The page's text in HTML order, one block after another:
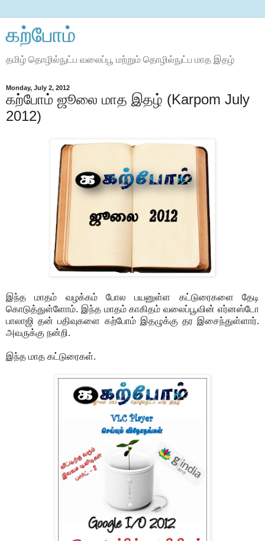
கற்போம்
தமிழ் தொழில்நுட்ப வலைப்பூ மற்றும் தொழில்நுட்ப மாத இதழ்
Monday, July 2, 2012
கற்போம் ஜூலை மாத இதழ் (Karpom July
2012)
இந்த மாதம் வழக்கம் போல பயனுள்ள கட்டுரைகளை தேடி
கொடுத்துள்ளோம். இந்த மாதம் காகிதம் வலைப்பூவின் எர்னஸ்டோ
பாலாஜி தன் பதிவுகளை கற்போம் இதழுக்கு தர இசைந்துள்ளார்.
அவருக்கு நன்றி.
இந்த மாத கட்டுரைகள்.